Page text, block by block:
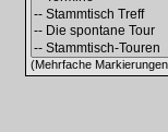
(Mehrfache